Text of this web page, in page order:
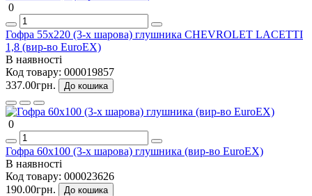
0
Гофра 55х220 (3-х шарова) глушника CHEVROLET LACETTI
1,8 (вир-во EuroEX)
В наявності
Код товару: 000019857
337.00грн.
До кошика
0
Гофра 60х100 (3-х шарова) глушника (вир-во EuroEX)
В наявності
Код товару: 000023626
190.00грн.
До кошика